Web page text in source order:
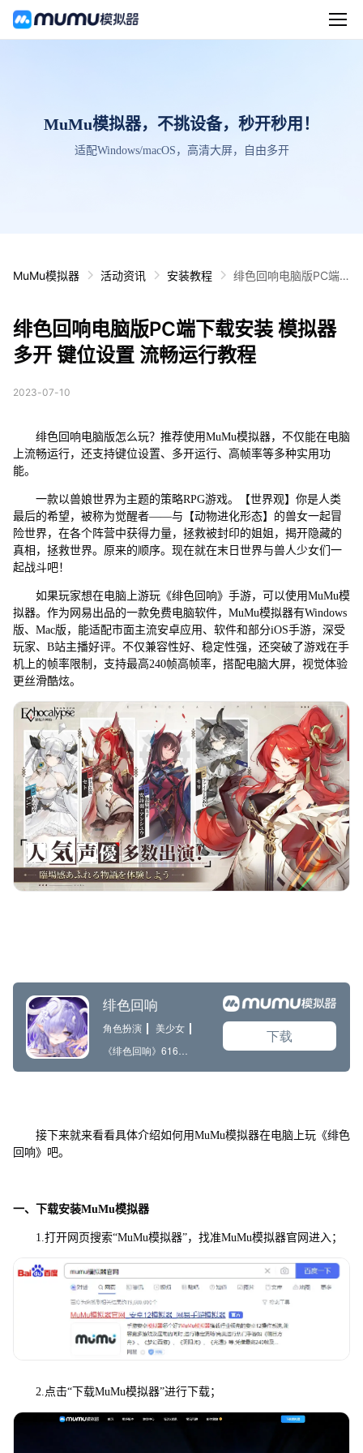
MuMu模拟器，不挑设备，秒开秒用！
适配Windows/macOS，高清大屏，自由多开
MuMu模拟器 活动资讯 安装教程
绯色回响电脑版PC端
绯色回响电脑版PC端下载安装 模拟器
多开 键位设置 流畅运行教程
2023-07-10
绯色回响电脑版怎么玩？推荐使用MuMu模拟器，不仅能在电脑
上流畅运行，还支持键位设置、多开运行、高帧率等多种实用功
能。
一款以兽娘世界为主题的策略RPG游戏。【世界观】你是人类
最后的希望，被称为觉醒者——与【动物进化形态】的兽女一起冒
险世界，在各个阵营中获得力量，拯救被封印的姐姐，揭开隐藏的
真相，拯救世界。原来的顺序。现在就在末日世界与兽人少女们一
起战斗吧！
如果玩家想在电脑上游玩《绯色回响》手游，可以使用MuMu模
拟器。作为网易出品的一款免费电脑软件，MuMu模拟器有Windows
版、Mac版，能适配市面主流安卓应用、软件和部分iOS手游，深受
玩家、B站主播好评。不仅兼容性好、稳定性强，还突破了游戏在手
机上的帧率限制，支持最高240帧高帧率，搭配电脑大屏，视觉体验
更丝滑酷炫。
接下来就来看看具体介绍如何用MuMu模拟器在电脑上玩《绯色
回响》吧。
一、下载安装MuMu模拟器
1.打开网页搜索“MuMu模拟器”，找准MuMu模拟器官网进入；
2.点击“下载MuMu模拟器”进行下载；